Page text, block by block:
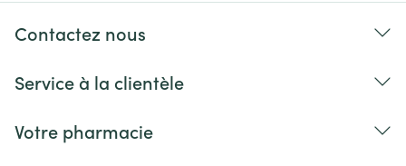
Contactez nous
Service à la clientèle
Votre pharmacie